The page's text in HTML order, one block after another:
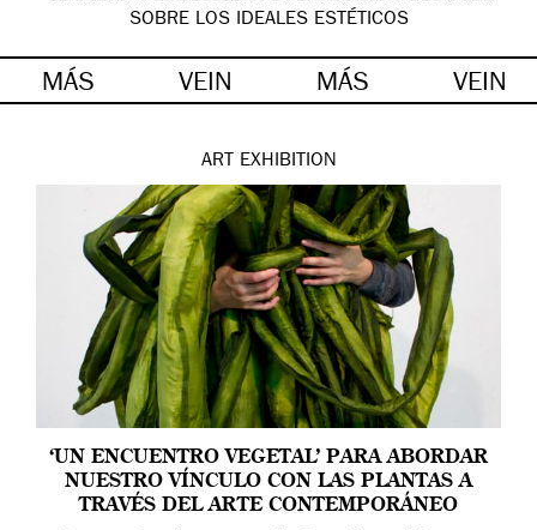
SOBRE LOS IDEALES ESTÉTICOS
MÁS VEIN MÁS VEIN
ART EXHIBITION
‘UN ENCUENTRO VEGETAL’ PARA ABORDAR
NUESTRO VÍNCULO CON LAS PLANTAS A
TRAVÉS DEL ARTE CONTEMPORÁNEO